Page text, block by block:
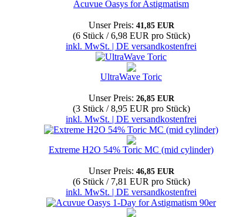
Acuvue Oasys for Astigmatism
Unser Preis: 41,85 EUR
(6 Stück / 6,98 EUR pro Stück)
inkl. MwSt. | DE versandkostenfrei
UltraWave Toric
Unser Preis: 26,85 EUR
(3 Stück / 8,95 EUR pro Stück)
inkl. MwSt. | DE versandkostenfrei
Extreme H2O 54% Toric MC (mid cylinder)
Unser Preis: 46,85 EUR
(6 Stück / 7,81 EUR pro Stück)
inkl. MwSt. | DE versandkostenfrei